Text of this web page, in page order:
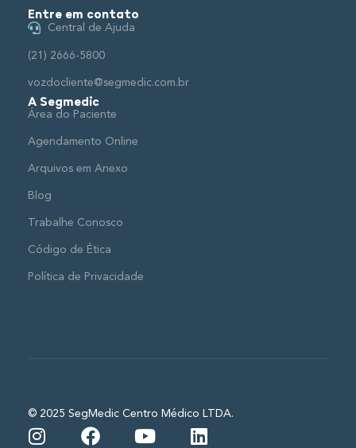
Entre em contato
Central de Ajuda
(21) 2666-5800
vozdocliente@segmedic.com.br
A Segmedic
Área do Paciente
Agendamento Online
Arquivos em Anexo
Blog
Trabalhe Conosco
Código de Ética
Política de Privacidade
© 2025 SegMedic Centro Médico LTDA.